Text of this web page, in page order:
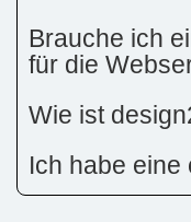
Brauche ich
für die
Wie ist
Ich habe eine